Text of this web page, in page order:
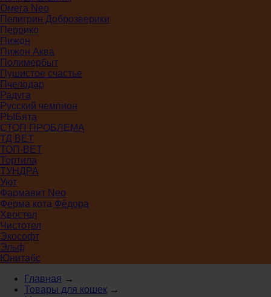
Омега Neo
Пелигрин Доброзверики
Перрико
Пижон
Пижон Аква
Полимербыт
Пушистое счастье
Пчелодар
Радуга
Русский чемпион
РЫБята
СТОП ПРОБЛЕМА
ТД ВЕТ
ТОП-ВЕТ
Тортила
ТУНДРА
Уют
Фармавит Neo
Ферма кота Фёдора
Хвостел
Чистотел
Экософт
Эльф
Юнитабс
Главная →
Товары для кошек →